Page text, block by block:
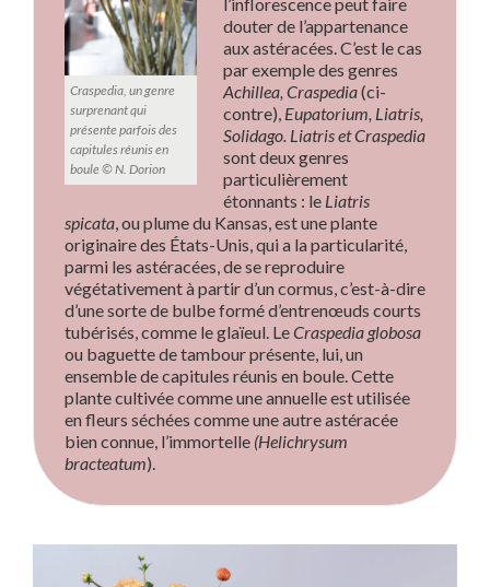
Craspedia, un genre
surprenant qui
présente parfois des
capitules réunis en
boule © N. Dorion
douter de l’appartenance
aux astéracées. C’est le cas
par exemple des genres
Achillea, Craspedia(ci-
contre), Eupatorium, Liatris,
Solidago. Liatris et Craspedia
sont deux genres
particulièrement
étonnants : le Liatris
spicata, ou plume du Kansas, est une plante
originaire des États-Unis, qui a la particularité,
parmi les astéracées, de se reproduire
végétativement à partir d’un cormus, c’est-à-dire
d’une sorte de bulbe formé d’entrenœuds courts
tubérisés, comme le glaïeul. LeCraspedia globosa
ou baguette de tambour présente, lui, un
ensemble de capitules réunis en boule. Cette
plante cultivée comme une annuelle est utilisée
en fleurs séchées comme une autre astéracée
bien connue, l’immortelle (Helichrysum
bracteatum).
Composition florale sur une base de Dahlias
par Bruno Lamberti réalisée lors de la venue
d’un groupe de la Nippon Flower Designer’s
Association, en août 2018 © SNHF